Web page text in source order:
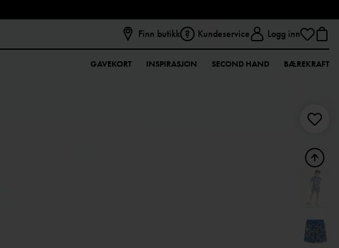
Finn butikk Kundeservice Logg inn
GAVEKORT INSPIRASJON SECOND HAND BÆREKRAFT